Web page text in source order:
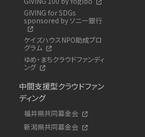
GIVING for SDGs
sponsored by ソニー銀行
ケイズハウスNPO助成プロ
グラム
ゆめ・まちクラウドファンディ
ング
中間支援型クラウドファン
ディング
福井県共同募金会
新潟県共同募金会